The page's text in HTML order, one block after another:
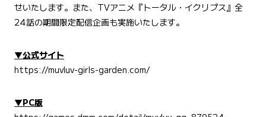
せいたします。また、TVアニメ『トータル・イクリプス』全
24話の期間限定配信企画も実施いたします。
▼公式サイト
https://muvluv-girls-garden.com/
▼PC版